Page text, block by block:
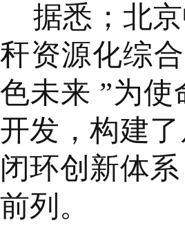
据悉；北
秆资源化综
色未来 ”为
开发，构建
闭环创新体
前列。